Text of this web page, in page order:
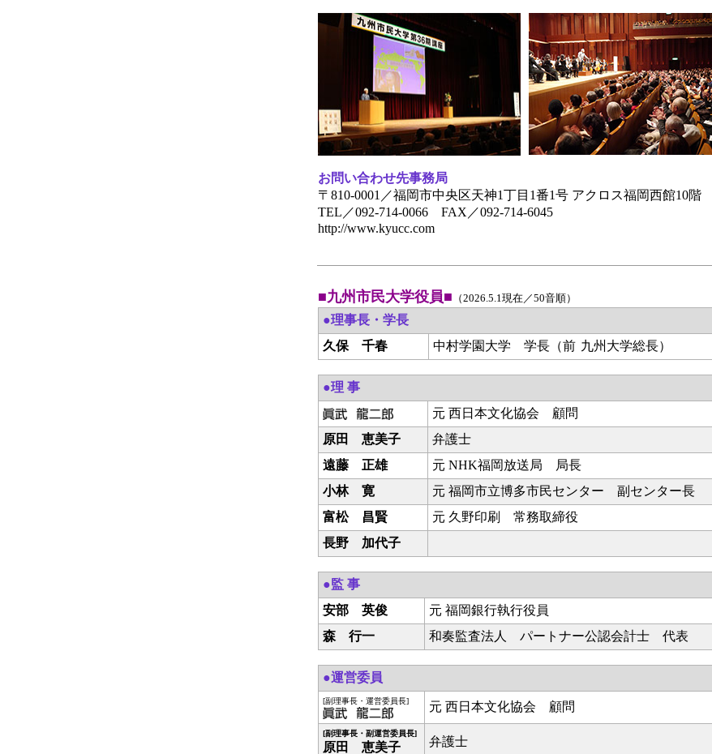
お問い合わせ先事務局
〒810-0001／福岡市中央区天神1丁目1番1号 アクロス福岡西館10階
TEL／092-714-0066 FAX／092-714-6045
http://www.kyucc.com
■九州市民大学役員■ （2026.5.1現在／50音順）
●理事長・学長
久保 千春
中村学園大学 学長（前 九州大学総長）
●理 事
元 西日本文化協会 顧問
原田 恵美子
弁護士
遠藤 正雄
元 NHK福岡放送局 局長
小林 寛
元 福岡市立博多市民センター 副センター長
富松 昌賢
元 久野印刷 常務取締役
長野 加代子
●監 事
安部 英俊
元 福岡銀行執行役員
森 行一
和奏監査法人 パートナー公認会計士 代表
●運営委員
[副理事長・運営委員長] 元 西日本文化協会 顧問
[副理事長・副運営委員長]
原田 恵美子 弁護士